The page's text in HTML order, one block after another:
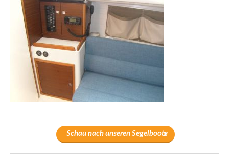
Schau nach unseren Segelboote